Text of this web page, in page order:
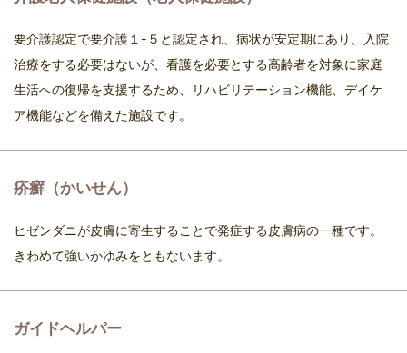
要介護認定で要介護１-５と認定され、病状が安定期にあり、入院
治療をする必要はないが、看護を必要とする高齢者を対象に家庭
生活への復帰を支援するため、リハビリテーション機能、デイケ
ア機能などを備えた施設です。
疥癬（かいせん）
ヒゼンダニが皮膚に寄生することで発症する皮膚病の一種です。
きわめて強いかゆみをともないます。
ガイドヘルパー